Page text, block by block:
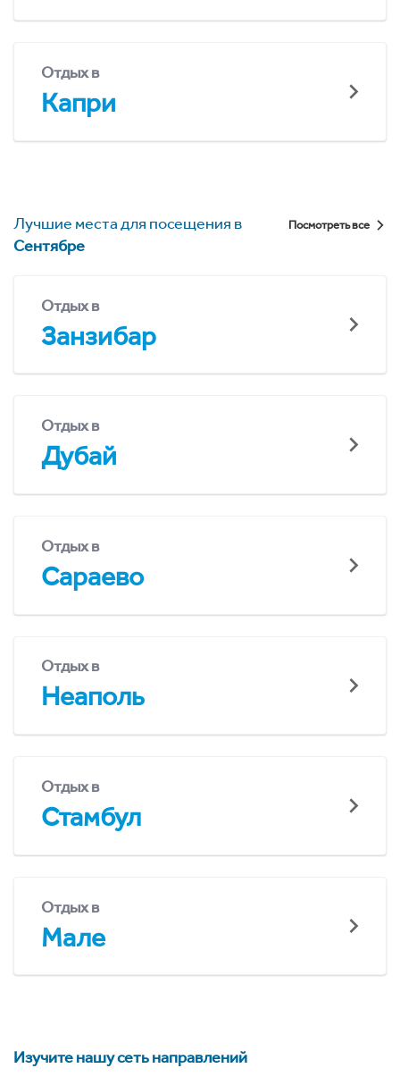
Отдых в
Капри
Лучшие места для посещения в
Сентябре
Посмотреть все
Отдых в
Занзибар
Отдых в
Дубай
Отдых в
Сараево
Отдых в
Неаполь
Отдых в
Стамбул
Отдых в
Мале
Изучите нашу сеть направлений